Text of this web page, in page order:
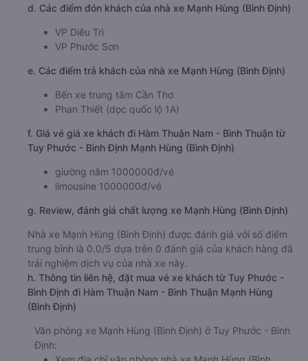
d. Các điểm đón khách của nhà xe Mạnh Hùng (Bình Định)
VP Diêu Trì
VP Phước Sơn
e. Các điểm trả khách của nhà xe Mạnh Hùng (Bình Định)
Bến xe trung tâm Cần Thơ
Phan Thiết (dọc quốc lộ 1A)
f. Giá vé giá xe khách đi Hàm Thuận Nam - Bình Thuận từ
Tuy Phước - Bình Định Mạnh Hùng (Bình Định)
giường nằm 1000000đ/vé
limousine 1000000đ/vé
g. Review, đánh giá chất lượng xe Mạnh Hùng (Bình Định)
Nhà xe Mạnh Hùng (Bình Định) được đánh giá với số điểm
trung bình là 0.0/5 dựa trên 0 đánh giá của khách hàng đã
trải nghiệm dịch vụ của nhà xe này.
h. Thông tin liên hệ, đặt mua vé xe khách từ Tuy Phước -
Bình Định đi Hàm Thuận Nam - Bình Thuận Mạnh Hùng
(Bình Định)
Văn phòng xe Mạnh Hùng (Bình Định) ở Tuy Phước - Bình
Định: